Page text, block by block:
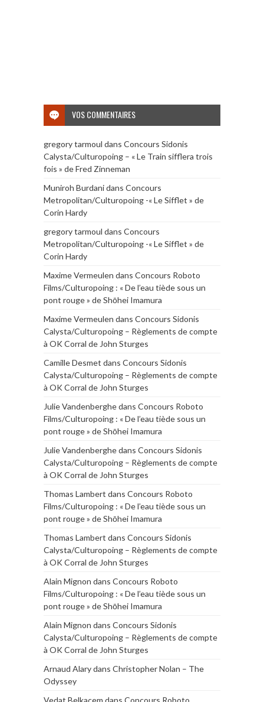
VOS COMMENTAIRES
gregory tarmoul dans Concours Sidonis
Calysta/Culturopoing – « Le Train sifflera trois
fois » de Fred Zinneman
Muniroh Burdanidans Concours
Metropolitan/Culturopoing -« Le Sifflet » de
Corin Hardy
gregory tarmoul dans Concours
Metropolitan/Culturopoing -« Le Sifflet » de
Corin Hardy
Maxime Vermeulen dans Concours Roboto
Films/Culturopoing : « De l’eau tiède sous un
pont rouge » de Shōhei Imamura
Maxime Vermeulen dans Concours Sidonis
Calysta/Culturopoing – Règlements de compte
à OK Corral de John Sturges
Camille Desmet dans Concours Sidonis
Calysta/Culturopoing – Règlements de compte
à OK Corral de John Sturges
Julie Vandenberghedans Concours Roboto
Films/Culturopoing : « De l’eau tiède sous un
pont rouge » de Shōhei Imamura
Julie Vandenberghedans Concours Sidonis
Calysta/Culturopoing – Règlements de compte
à OK Corral de John Sturges
Thomas Lambert dans Concours Roboto
Films/Culturopoing : « De l’eau tiède sous un
pont rouge » de Shōhei Imamura
Thomas Lambert dans Concours Sidonis
Calysta/Culturopoing – Règlements de compte
à OK Corral de John Sturges
Alain Mignon dans Concours Roboto
Films/Culturopoing : « De l’eau tiède sous un
pont rouge » de Shōhei Imamura
Alain Mignon dans Concours Sidonis
Calysta/Culturopoing – Règlements de compte
à OK Corral de John Sturges
Arnaud Alarydans Christopher Nolan – The
Odyssey
Vedat Belkacem dans Concours Roboto